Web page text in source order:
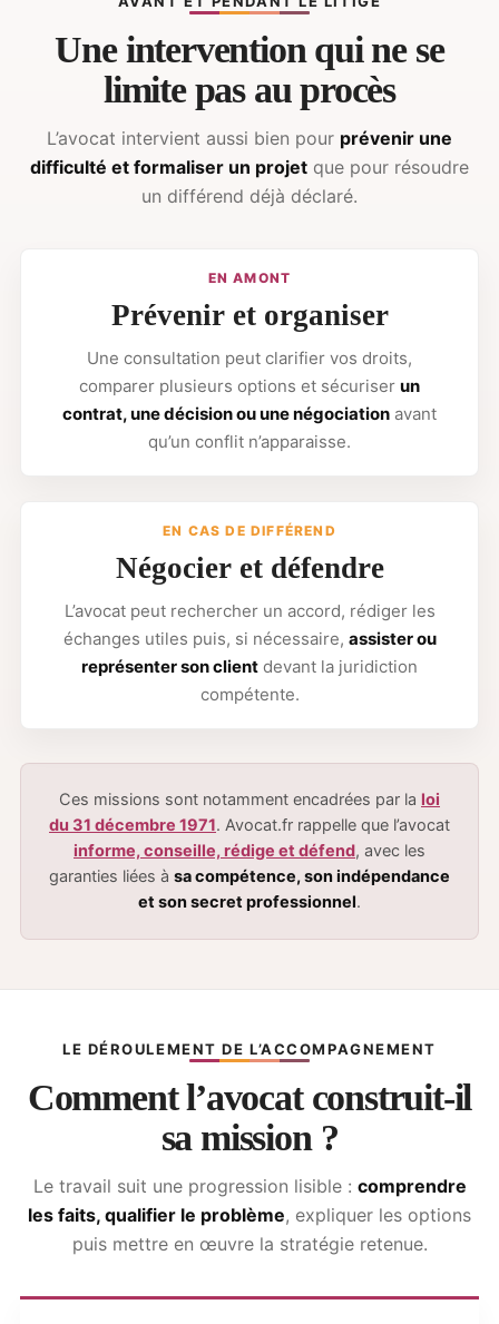
Une intervention qui ne se
limite pas au procès
L’avocat intervient aussi bien pour prévenir une
difficulté et formaliser un projet que pour résoudre
un différend déjà déclaré.
EN AMONT
Prévenir et organiser
Une consultation peut clarifier vos droits,
comparer plusieurs options et sécuriser un
contrat, une décision ou une négociation avant
qu’un conflit n’apparaisse.
EN CAS DE DIFFÉREND
Négocier et défendre
L’avocat peut rechercher un accord, rédiger les
échanges utiles puis, si nécessaire, assister ou
représenter son client devant la juridiction
compétente.
Ces missions sont notamment encadrées par la loi
du 31 décembre 1971. Avocat.fr rappelle que l’avocat
informe, conseille, rédige et défend, avec les
garanties liées à sa compétence, son indépendance
et son secret professionnel.
LE DÉROULEMENT DE L’ACCOMPAGNEMENT
Comment l’avocat construit-il
sa mission ?
Le travail suit une progression lisible : comprendre
les faits, qualifier le problème, expliquer les options
puis mettre en œuvre la stratégie retenue.